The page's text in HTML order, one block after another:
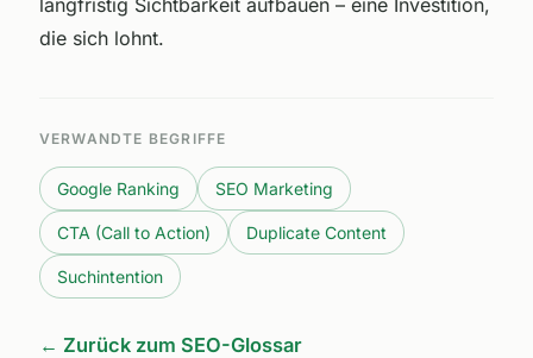
die sich lohnt.
VERWANDTE BEGRIFFE
Google Ranking SEO Marketing
CTA (Call to Action) Duplicate Content
Suchintention
← Zurück zum SEO-Glossar